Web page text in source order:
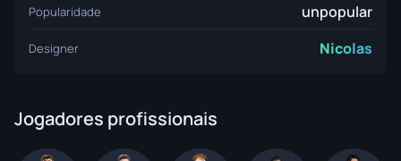
Popularidade unpopular
Designer Nicolas
Jogadores profissionais